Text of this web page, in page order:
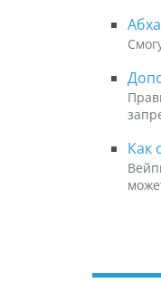
Как